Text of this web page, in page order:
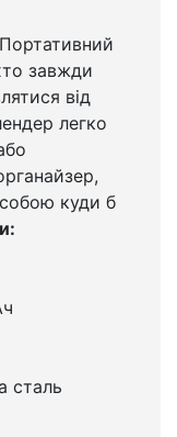
Портативний
завжди
від
легко
куди б
сталь